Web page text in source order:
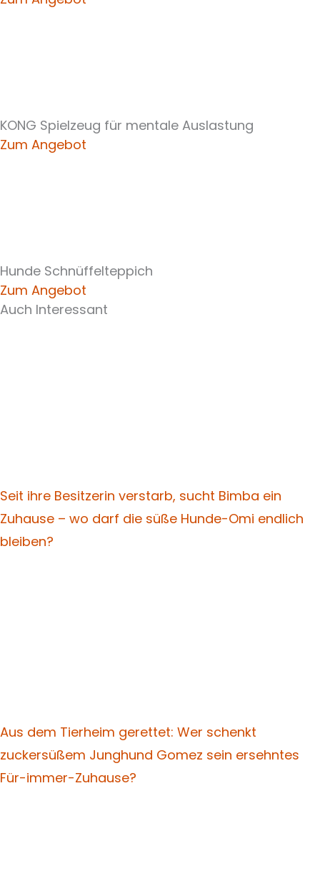
KONG Spielzeug für mentale Auslastung
Zum Angebot
Hunde Schnüffelteppich
Zum Angebot
Auch Interessant
Seit ihre Besitzerin verstarb, sucht Bimba ein
Zuhause – wo darf die süße Hunde-Omi endlich
bleiben?
Aus dem Tierheim gerettet: Wer schenkt
zuckersüßem Junghund Gomez sein ersehntes
Für-immer-Zuhause?